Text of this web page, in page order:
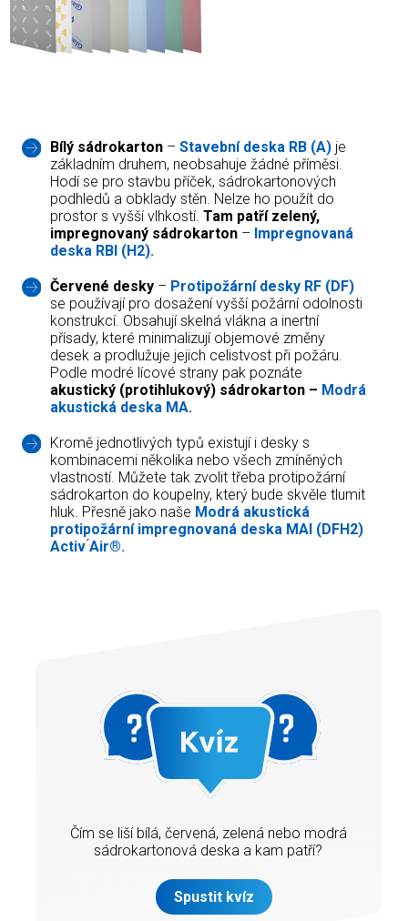
Bílý sádrokarton– Stavební deska RB (A)je
základním druhem, neobsahuje žádné příměsi.
Hodí se pro stavbu příček, sádrokartonových
podhledů a obklady stěn. Nelze ho použít do
prostor s vyšší vlhkostí. Tam patří zelený,
impregnovaný sádrokarton– Impregnovaná
deska RBI (H2).
Červené desky– Protipožární desky RF (DF)
se používají pro dosažení vyšší požární odolnosti
konstrukcí. Obsahují skelná vlákna a inertní
přísady, které minimalizují objemové změny
desek a prodlužuje jejich celistvost při požáru.
Podle modré lícové strany pak poznáte
akustický (protihlukový) sádrokarton – Modrá
akustická deska MA.
Kromě jednotlivých typů existují i desky s
kombinacemi několika nebo všech zmíněných
vlastností. Můžete tak zvolit třeba protipožární
sádrokarton do koupelny, který bude skvěle tlumit
hluk. Přesně jako naše Modrá akustická
protipožární impregnovaná deska MAI (DFH2)
Activ ́Air®.
Čím se liší bílá, červená, zelená nebo modrá
sádrokartonová deska a kam patří?
Spustit kvíz